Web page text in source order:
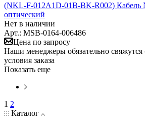
(NKL-F-012A1D-01B-BK-R002)
оптический
Нет в наличии
Арт.: MSB-0164-006486
Цена по запросу
Наши менеджеры обязательно свяжутся
условия заказа
Показать еще
1 2
Каталог